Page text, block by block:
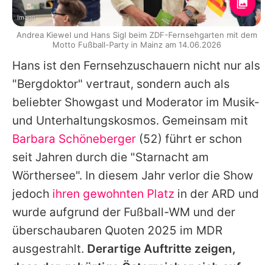
Hans ist den Fernsehzuschauern nicht nur als
"Bergdoktor" vertraut, sondern auch als
beliebter Showgast und Moderator im Musik-
und Unterhaltungskosmos. Gemeinsam mit
Barbara Schöneberger (52) führt er schon
seit Jahren durch die "Starnacht am
Wörthersee". In diesem Jahr verlor die Show
jedoch ihren gewohnten Platz in der ARD und
wurde aufgrund der Fußball-WM und der
überschaubaren Quoten 2025 im MDR
ausgestrahlt. Derartige Auftritte zeigen,
Imago
Andrea Kiewel und Hans Sigl beim ZDF-Fernsehgarten mit dem
Motto Fußball-Party in Mainz am 14.06.2026